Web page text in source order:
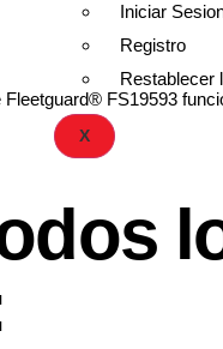
Iniciar
Registro
Restablecer
X
FS19593